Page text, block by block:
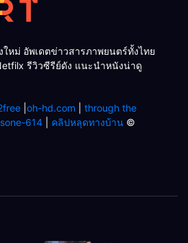
หม่ อัพเดตข่าวสารภาพยนตร์ทั้งไทย
รีวิวซีรีย์ดัง แนะนำหนังน่าดู
oh-hd.com
through the
sone-614 คลิปหลุดทางบ้าน ©